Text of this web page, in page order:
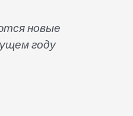
новые
году